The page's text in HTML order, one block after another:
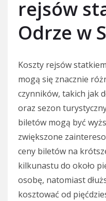
rejsów
Odrze w
Koszty rejsów
mogą się znacznie
czynników, takich jak
oraz sezon
biletów mogą być
zwiększone
ceny biletów na
kilkunastu do około
osobę, natomiast
kosztować od